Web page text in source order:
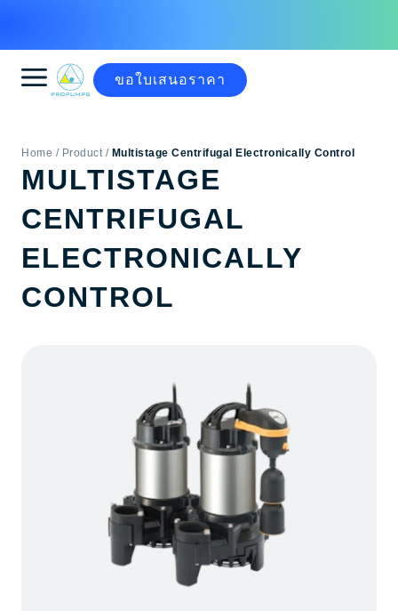
ขอใบเสนอราคา
Multistage Centrifugal Electronically Control
MULTISTAGE
CENTRIFUGAL
ELECTRONICALLY
CONTROL